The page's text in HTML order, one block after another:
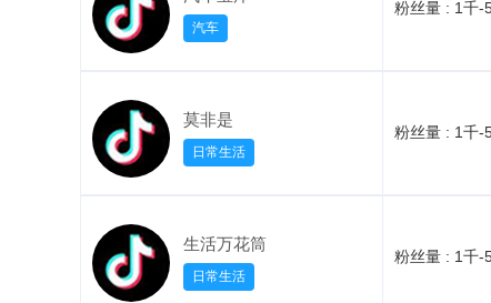
汽车
粉丝量 : 1千-
莫非是
日常生活
粉丝量 : 1千-
生活万花筒
日常生活
粉丝量 : 1千-